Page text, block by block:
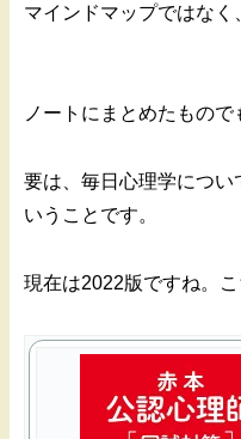
マインドマップではなく
ノートにまとめたもので
要は、毎日心理学につい
いうことです。
現在は2022版ですね。